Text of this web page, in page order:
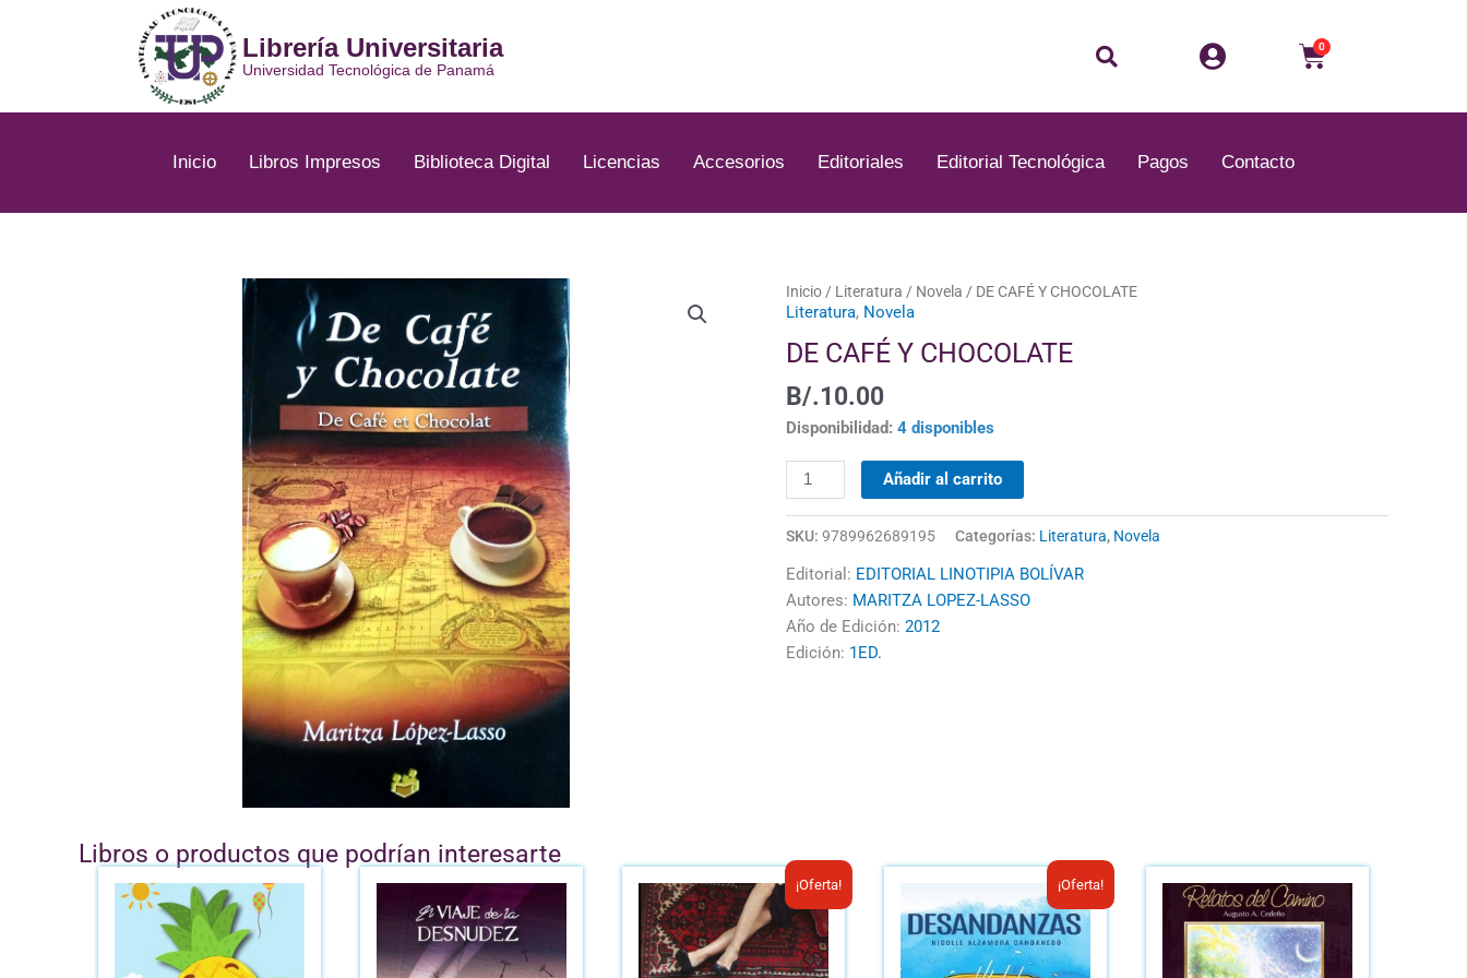
Librería Universitaria
Universidad Tecnológica de Panamá Buscar 0
Carrito
Inicio Libros Impresos Biblioteca Digital Licencias Accesorios Editoriales Editorial Tecnológica Pagos Contacto
Inicio / Literatura / Novela / DE CAFÉ Y CHOCOLATE
Literatura, Novela
DE CAFÉ Y CHOCOLATE
B/.10.00
Disponibilidad: 4 disponibles
DE
CAFÉ
Y
CHOCOLATE
cantidad
Añadir al carrito
SKU: 9789962689195 Categorías: Literatura, Novela
Editorial: EDITORIAL LINOTIPIA BOLÍVAR
Autores: MARITZA LOPEZ-LASSO
Año de Edición: 2012
Edición: 1ED.
Libros o productos que podrían interesarte
¡Oferta!
El
precio
original
era:
El
precio
actual
es:
¡Oferta!
precio
original
era:
El
precio
actual
es: